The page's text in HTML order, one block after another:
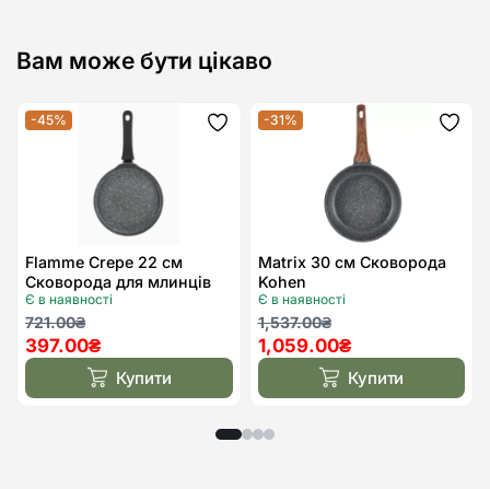
Вам може бути цікаво
-45% Додати
Flamme Crepe 22 см
Сковорода для млинців
Kohen
Є в наявності
721.00₴
Оригінальна
ціна:
721.00₴.
397.00₴
Поточна
ціна:
397.00₴. Купити
-31%
Matrix 30 см Сковорода
Kohen
Є в наявності
1,537.00₴
Оригінальна
ціна:
1,537.00₴.
1,059.00₴
Поточна
ціна:
1,059.00₴.Купити